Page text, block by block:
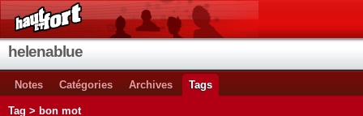
helenablue
Notes Catégories Archives Tags
Tag > bon mot